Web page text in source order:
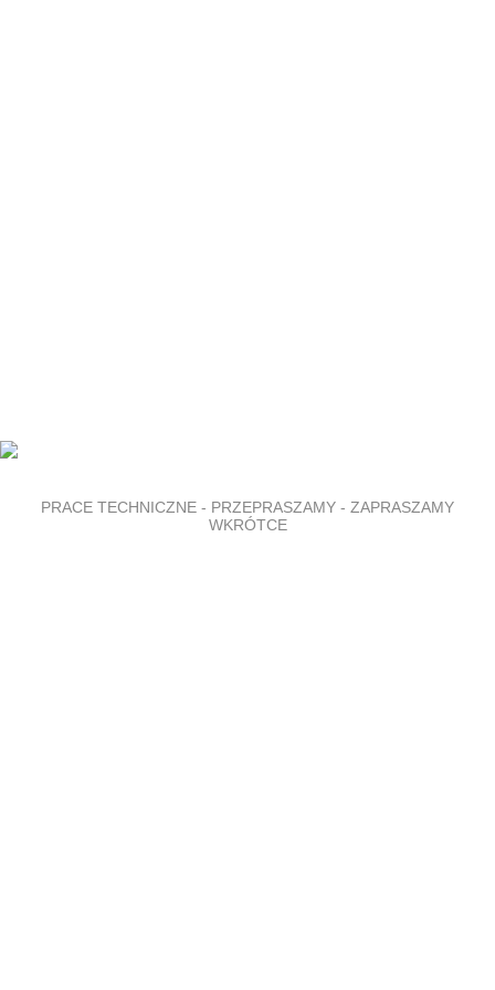
PRACE TECHNICZNE - PRZEPRASZAMY - ZAPRASZAMY
WKRÓTCE